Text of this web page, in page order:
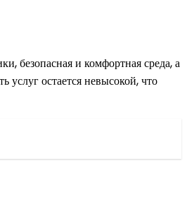
безопасная и комфортная среда, а
услуг остается невысокой, что